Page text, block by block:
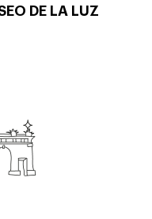
DE LA LUZ